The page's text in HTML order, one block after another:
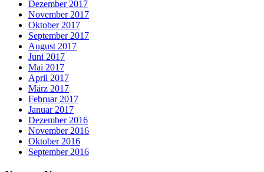
Dezember 2017
November 2017
Oktober 2017
September 2017
August 2017
Juni 2017
Mai 2017
April 2017
März 2017
Februar 2017
Januar 2017
Dezember 2016
November 2016
Oktober 2016
September 2016